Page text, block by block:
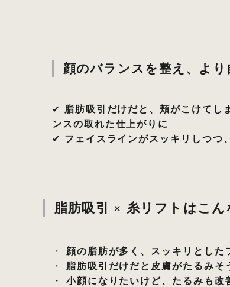
顔のバランスを整え、より
✔ 脂肪吸引だけだと、頬がこけてし
ンスの取れた仕上がりに
✔ フェイスラインがスッキリしつつ
脂肪吸引 × 糸リフトはこ
・ 顔の脂肪が多く、スッキリとした
・ 脂肪吸引だけだと皮膚がたるみそ
・ 小顔になりたいけど、たるみも改